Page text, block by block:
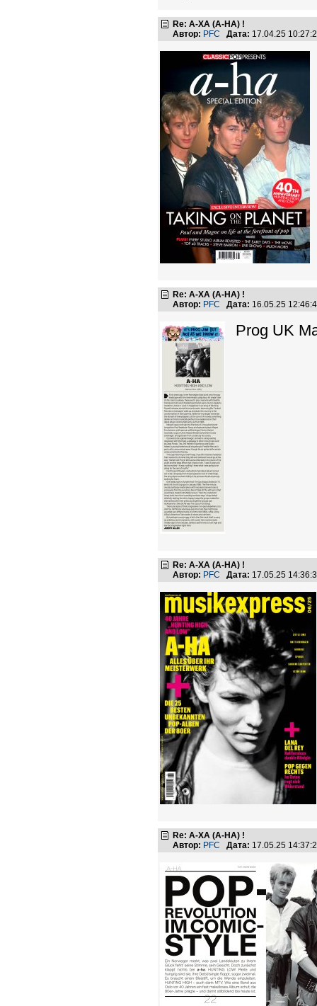
Re: А-ХА (A-HA) !
Автор: PFC Дата: 17.04.25
Re: А-ХА (A-HA) !
Автор: PFC Дата: 16.05.25
Prog UK
Re: А-ХА (A-HA) !
Автор: PFC Дата: 17.05.25
Re: А-ХА (A-HA) !
Автор: PFC Дата: 17.05.25